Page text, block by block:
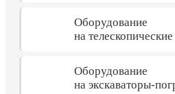
Оборудование
на
Оборудование
на экскаваторы-